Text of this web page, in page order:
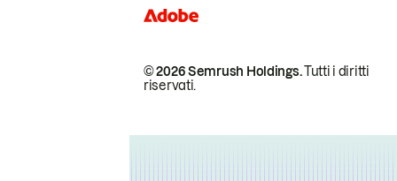
© 2026 Semrush Holdings.Tutti i diritti
riservati.